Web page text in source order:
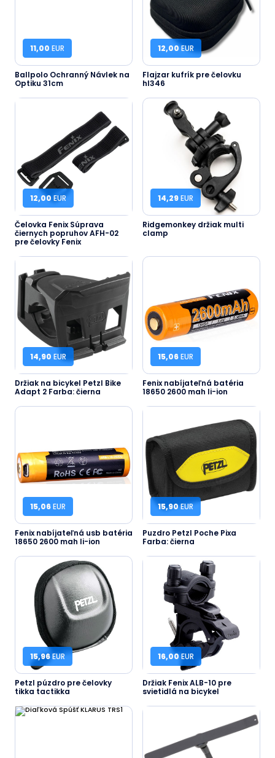
11,00 EUR
Ballpolo Ochranný Návlek na
Optiku 31cm
12,00EUR
Flajzar kufrík pre čelovku
hl346
12,00 EUR
Čelovka Fenix Súprava
čiernych popruhov AFH-02
pre čelovky Fenix
14,29EUR
Ridgemonkey držiak multi
clamp
14,90 EUR
Držiak na bicykel Petzl Bike
Adapt 2 Farba: čierna
15,06EUR
Fenix nabíjateľná batéria
18650 2600 mah li-ion
15,06EUR
Fenix nabíjateľná usb batéria
18650 2600 mah li-ion
15,90EUR
Puzdro Petzl Poche Pixa
Farba: čierna
15,96EUR
Petzl púzdro pre čelovky
tikka tactikka
16,00EUR
Držiak Fenix ALB-10 pre
svietidlá na bicykel